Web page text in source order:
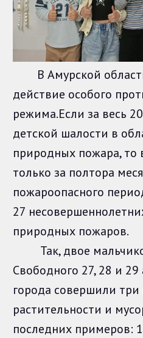
В Амурской
действие особого
режима.Если за весь
детской шалости в
природных пожара, то
только за полтора
пожароопасного
27
природных пожаров.
Так, двое
Свободного 27, 28 и 29
города совершили три
растительности и
последних примеров: